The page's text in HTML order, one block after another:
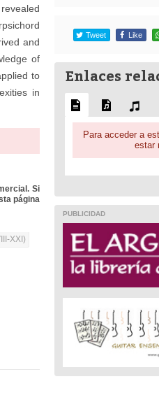
and
of
to
in
Si
página
XXI)
Tweet Like
Enlaces
Para acceder a
estar
PUBLICIDAD